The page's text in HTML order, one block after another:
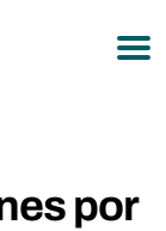
por